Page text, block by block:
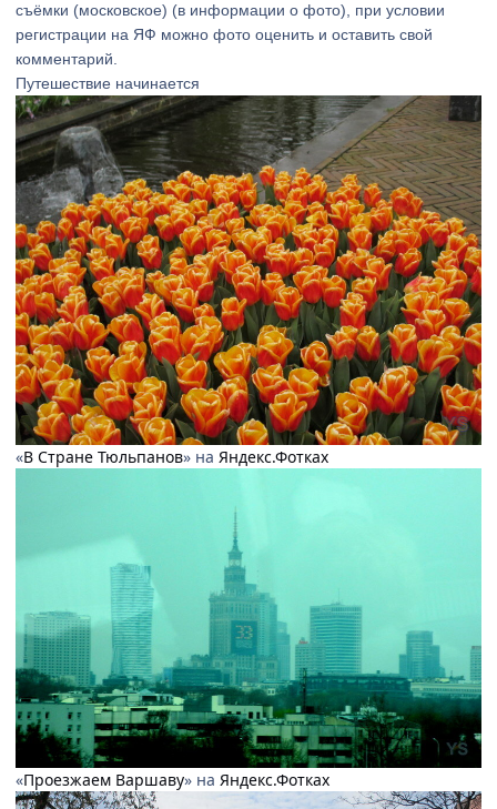
съёмки (московское) (в информации о фото), при условии
регистрации на ЯФ можно фото оценить и оставить свой
комментарий.
Путешествие начинается
«В Стране Тюльпанов» на Яндекс.Фотках
«Проезжаем Варшаву» на Яндекс.Фотках